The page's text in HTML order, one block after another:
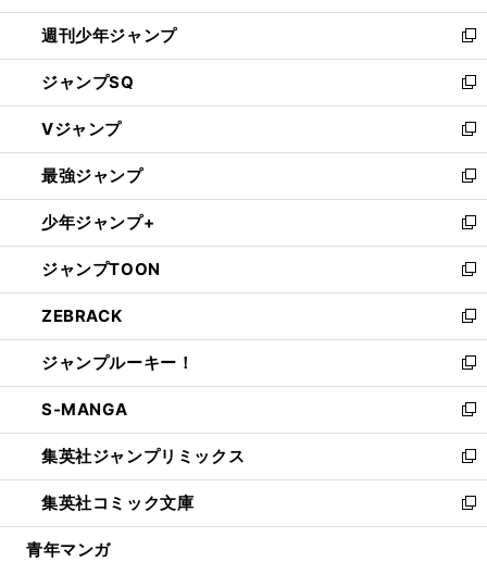
開
く
週刊少年ジャンプ
新
し
い
ウ
ィ
ン
ド
ウ
で
開
く
ジャンプSQ
新
し
い
ウ
ィ
ン
ド
ウ
で
開
く
Vジャンプ
新
し
い
ウ
ィ
ン
ド
ウ
で
開
く
最強ジャンプ
新
し
い
ウ
ィ
ン
ド
ウ
で
開
く
少年ジャンプ+
新
し
い
ウ
ィ
ン
ド
ウ
で
開
く
ジャンプTOON
新
し
い
ウ
ィ
ン
ド
ウ
で
開
く
ZEBRACK
新
し
い
ウ
ィ
ン
ド
ウ
で
開
ジャンプルーキー！
新
し
い
ウ
ィ
ン
ド
ウ
S-MANGA
新
し
い
ウ
ィ
ン
集英社ジャンプリミックス
新
し
い
ウ
集英社コミック文庫
新
し
青年マンガ